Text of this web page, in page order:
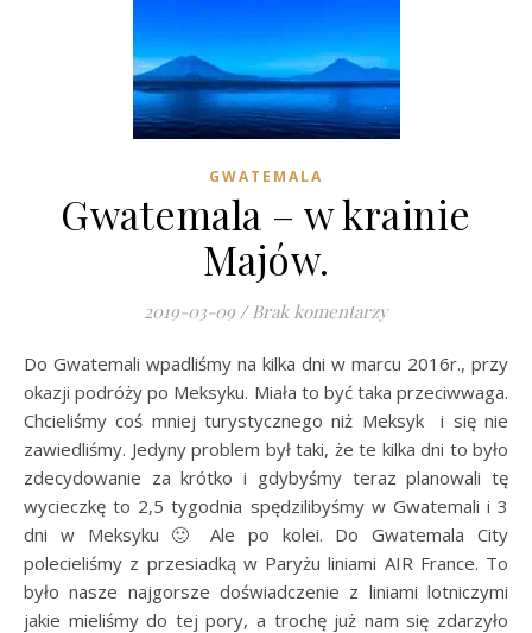
GWATEMALA
Gwatemala – w krainie
Majów.
2019-03-09 / Brak komentarzy
Do Gwatemali wpadliśmy na kilka dni w marcu 2016r., przy
okazji podróży po Meksyku. Miała to być taka przeciwwaga.
Chcieliśmy coś mniej turystycznego niż Meksyk i się nie
zawiedliśmy. Jedyny problem był taki, że te kilka dni to było
zdecydowanie za krótko i gdybyśmy teraz planowali tę
wycieczkę to 2,5 tygodnia spędzilibyśmy w Gwatemali i 3
dni w Meksyku 🙂 Ale po kolei. Do Gwatemala City
polecieliśmy z przesiadką w Paryżu liniami AIR France. To
było nasze najgorsze doświadczenie z liniami lotniczymi
jakie mieliśmy do tej pory, a trochę już nam się zdarzyło